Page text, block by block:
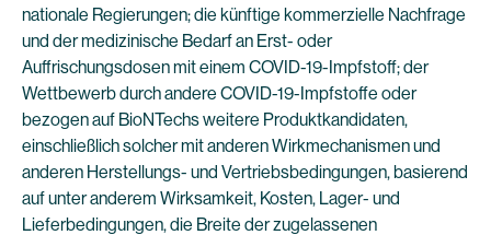
nationale Regierungen; die künftige kommerzielle Nachfrage
und der medizinische Bedarf an Erst- oder
Auffrischungsdosen mit einem COVID-19-Impfstoff; der
Wettbewerb durch andere COVID-19-Impfstoffe oder
bezogen auf BioNTechs weitere Produktkandidaten,
einschließlich solcher mit anderen Wirkmechanismen und
anderen Herstellungs- und Vertriebsbedingungen, basierend
auf unter anderem Wirksamkeit, Kosten, Lager- und
Lieferbedingungen, die Breite der zugelassenen